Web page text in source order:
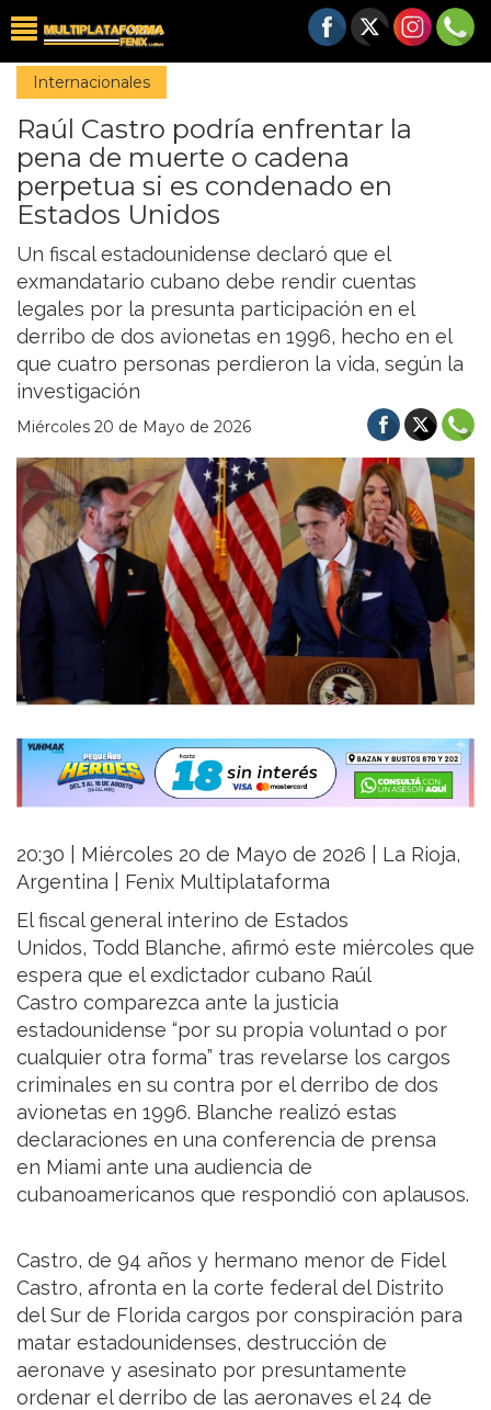
Internacionales
Raúl Castro podría enfrentar la
pena de muerte o cadena
perpetua si es condenado en
Estados Unidos
Un fiscal estadounidense declaró que el
exmandatario cubano debe rendir cuentas
legales por la presunta participación en el
derribo de dos avionetas en 1996, hecho en el
que cuatro personas perdieron la vida, según la
investigación
Miércoles 20 de Mayo de 2026
20:30 | Miércoles 20 de Mayo de 2026 | La Rioja,
Argentina | Fenix Multiplataforma
El fiscal general interino de Estados
Unidos, Todd Blanche, afirmó este miércoles que
espera que el exdictador cubano Raúl
Castro comparezca ante la justicia
estadounidense “por su propia voluntad o por
cualquier otra forma” tras revelarse los cargos
criminales en su contra por el derribo de dos
avionetas en 1996. Blanche realizó estas
declaraciones en una conferencia de prensa
en Miami ante una audiencia de
cubanoamericanos que respondió con aplausos.
Castro, de 94 años y hermano menor de Fidel
Castro, afronta en la corte federal del Distrito
del Sur de Florida cargos por conspiración para
matar estadounidenses, destrucción de
aeronave y asesinato por presuntamente
ordenar el derribo de las aeronaves el 24 de